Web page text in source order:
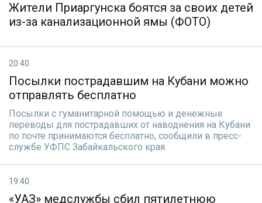
Жители Приаргунска боятся за своих детей
из-за канализационной ямы (ФОТО)
20:40
Посылки пострадавшим на Кубани можно
отправлять бесплатно
Посылки с гуманитарной помощью и денежные
переводы для пострадавших от наводнения на Кубани
по почте принимаются бесплатно, сообщили в пресс-
службе УФПС Забайкальского края.
19:40
«УАЗ» медслужбы сбил пятилетнюю